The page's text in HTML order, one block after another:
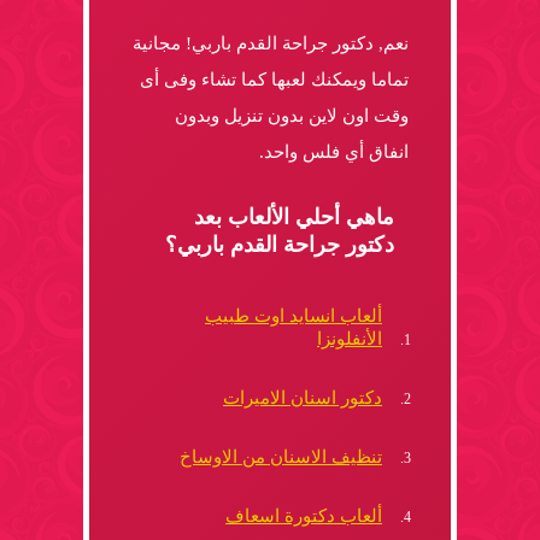
نعم, دكتور جراحة القدم باربي! مجانية
تماما ويمكنك لعبها كما تشاء وفى أى
وقت اون لاين بدون تنزيل وبدون
انفاق أي فلس واحد.
ماهي أحلي الألعاب بعد
دكتور جراحة القدم باربي؟
ألعاب انسايد اوت طبيب
الأنفلونزا
دكتور اسنان الاميرات
تنظيف الاسنان من الاوساخ
ألعاب دكتورة اسعاف